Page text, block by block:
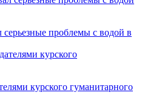
проблемы с водой в
курского гуманитарного